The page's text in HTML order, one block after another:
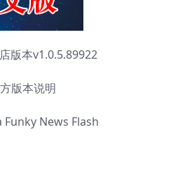
版本v1.0.5.89922
版本说明
Funky News Flash